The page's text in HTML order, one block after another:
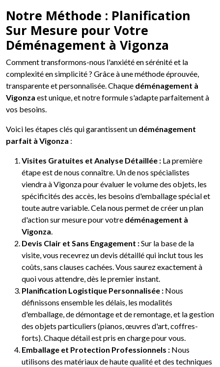
Notre Méthode : Planification
Sur Mesure pour Votre
Déménagement à Vigonza
Comment transformons-nous l'anxiété en sérénité et la
complexité en simplicité ? Grâce à une méthode éprouvée,
transparente et personnalisée. Chaque déménagement à
Vigonza est unique, et notre formule s'adapte parfaitement à
vos besoins.
Voici les étapes clés qui garantissent un déménagement
parfait à Vigonza :
Visites Gratuites et Analyse Détaillée : La première
étape est de nous connaître. Un de nos spécialistes
viendra à Vigonza pour évaluer le volume des objets, les
spécificités des accès, les besoins d'emballage spécial et
toute autre variable. Cela nous permet de créer un plan
d'action sur mesure pour votre déménagement à
Vigonza.
Devis Clair et Sans Engagement :Sur la base de la
visite, vous recevrez un devis détaillé qui inclut tous les
coûts, sans clauses cachées. Vous saurez exactement à
quoi vous attendre, dès le premier instant.
Planification Logistique Personnalisée : Nous
définissons ensemble les délais, les modalités
d'emballage, de démontage et de remontage, et la gestion
des objets particuliers (pianos, œuvres d'art, coffres-
forts). Chaque détail est pris en charge pour vous.
Emballage et Protection Professionnels : Nous
utilisons des matériaux de haute qualité et des techniques